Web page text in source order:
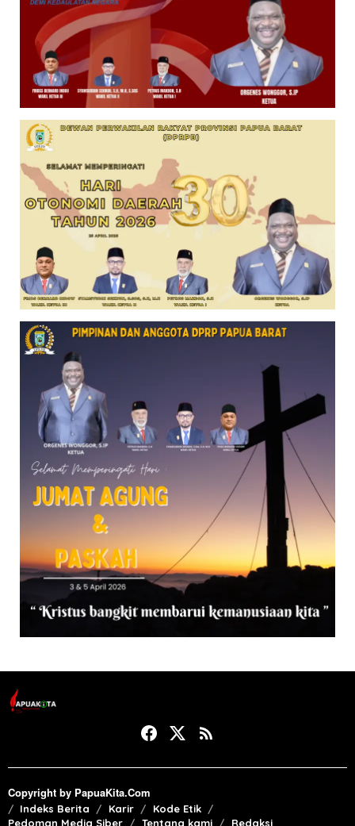
Copyright by PapuaKita.Com
Indeks Berita Karir
Kode Etik
Pedoman Media Siber
Tentang kami Redaksi